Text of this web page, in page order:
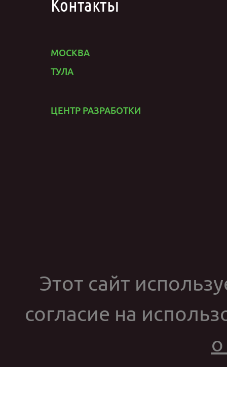
Контакты
МОСКВА
ТУЛА
ЦЕНТР РАЗРАБОТКИ
Этот сайт
согласие на